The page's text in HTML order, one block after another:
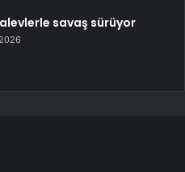
savaş sürüyor